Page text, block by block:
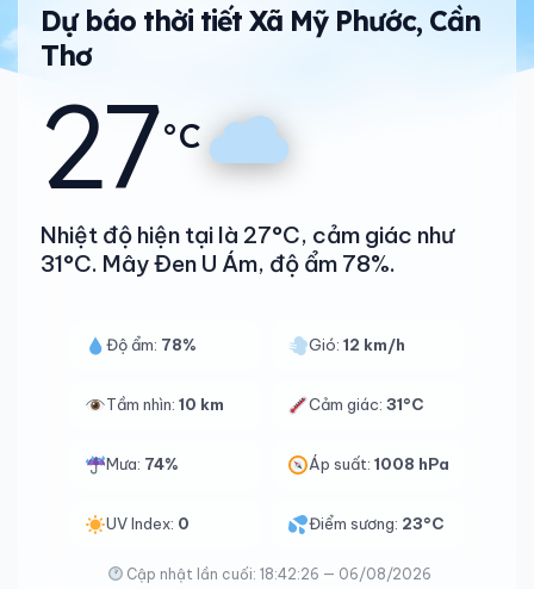
Dự báo thời tiết Xã Mỹ Phước, Cần
Thơ
27°C
Nhiệt độ hiện tại là 27°C, cảm giác như
31°C. Mây Đen U Ám, độ ẩm 78%.
Độ ẩm: 78% Gió:12 km/h
Tầm nhìn: 10 km Cảm giác:31°C
Mưa: 74% Áp suất:1008 hPa
UV Index: 0 Điểm sương: 23°C
Cập nhật lần cuối: 18:42:26 — 06/08/2026